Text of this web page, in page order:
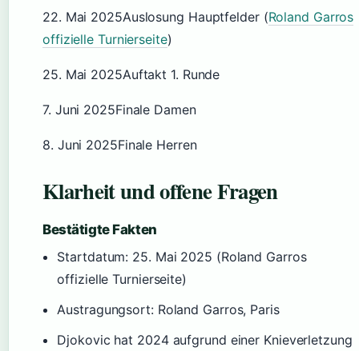
22. Mai 2025Auslosung Hauptfelder (Roland Garros
offizielle Turnierseite)
25. Mai 2025Auftakt 1. Runde
7. Juni 2025Finale Damen
8. Juni 2025Finale Herren
Klarheit und offene Fragen
Bestätigte Fakten
Startdatum: 25. Mai 2025 (Roland Garros
offizielle Turnierseite)
Austragungsort: Roland Garros, Paris
Djokovic hat 2024 aufgrund einer Knieverletzung